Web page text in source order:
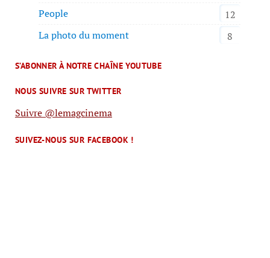
People
12
La photo du moment
8
S’ABONNER À NOTRE CHAÎNE YOUTUBE
NOUS SUIVRE SUR TWITTER
Suivre @lemagcinema
SUIVEZ-NOUS SUR FACEBOOK !